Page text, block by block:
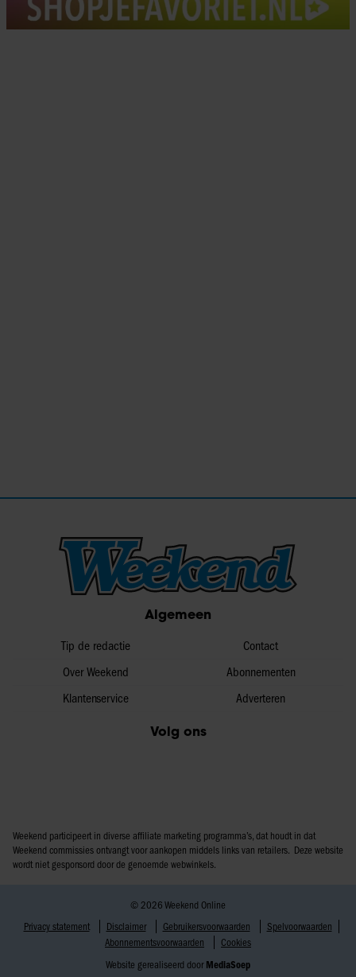
Algemeen
Tip de redactie
Over Weekend
Klantenservice
Contact
Abonnementen
Adverteren
Volg ons
Weekend participeert in diverse affiliate marketing programma’s, dat houdt in dat
Weekend commissies ontvangt voor aankopen middels links van retailers. Deze website
wordt niet gesponsord door de genoemde webwinkels.
© 2026 Weekend Online
Privacy statement
Disclaimer Gebruikersvoorwaarden
Spelvoorwaarden
Abonnementsvoorwaarden
Cookies
Website gerealiseerd door MediaSoep